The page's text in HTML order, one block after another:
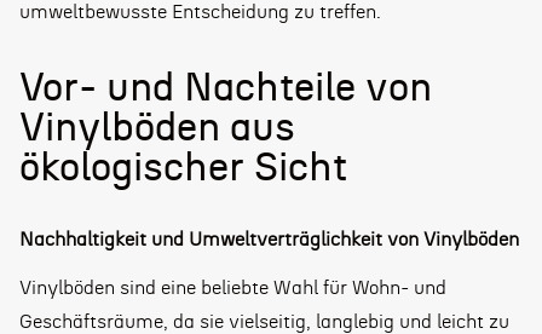
umweltbewusste Entscheidung zu treffen.
Vor- und Nachteile von
Vinylböden aus
ökologischer Sicht
Nachhaltigkeit und Umweltverträglichkeit von Vinylböden
Vinylböden sind eine beliebte Wahl für Wohn- und
Geschäftsräume, da sie vielseitig, langlebig und leicht zu